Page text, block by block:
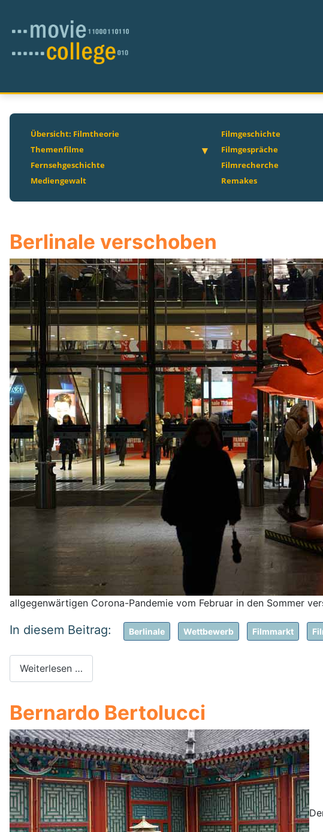
Übersicht: Filmtheorie Filmgeschichte
Themenfilme
Filmgespräche
Fernsehgeschichte
Filmrecherche
Mediengewalt
Remakes
Berlinale verschoben
allgegenwärtigen Corona-Pandemie vom Februar in den Sommer
Berlinale Wettbewerb Filmmarkt
Weiterlesen …
Bernardo Bertolucci